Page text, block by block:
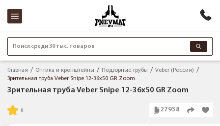
Поиск среди 30 тыс. товаров
Главная Оптика и кронштейны Подзорные трубы
Veber (Россия)
Зрительная труба Veber Snipe 12-36x50 GR Zoom
Зрительная труба Veber Snipe 12-36x50 GR Zoom
27938